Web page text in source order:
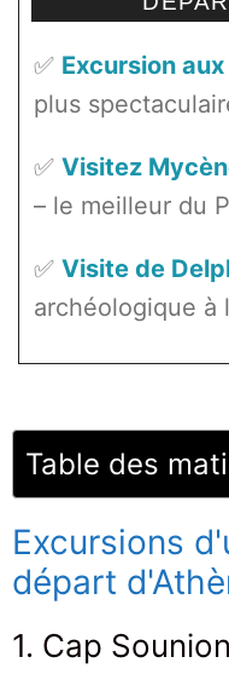
✅ Excursion
plus
✅ Visitez
– le meilleur du
✅ Visite de
archéologique à
Table des
Excursions
départ
1. Cap Sounion